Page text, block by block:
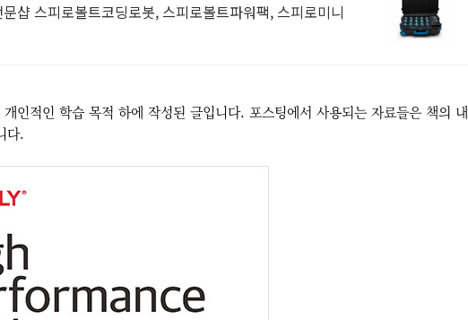
샵 스피로볼트코딩로봇, 스피로볼트파워팩, 스피로미니
인적인 학습 목적 하에 작성된 글입니다. 포스팅에서 사용되는 자료들은 책의 내
다.